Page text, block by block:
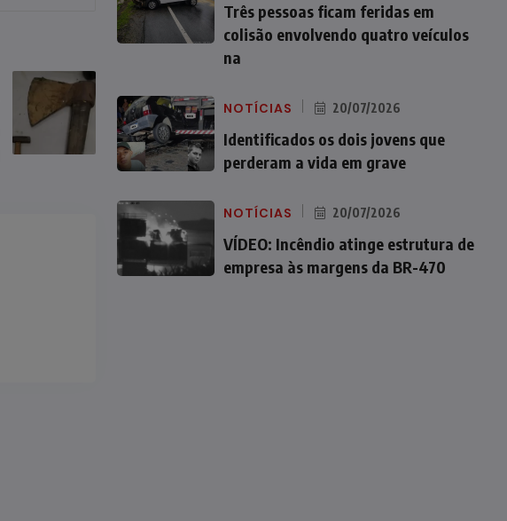
Três pessoas ficam feridas em
colisão envolvendo quatro veículos
na
NOTÍCIAS 20/07/2026
Identificados os dois jovens que
perderam a vida em grave
NOTÍCIAS 20/07/2026
VÍDEO: Incêndio atinge estrutura de
empresa às margens da BR-470